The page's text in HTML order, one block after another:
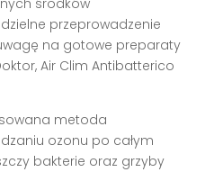
środków
przeprowadzenie
na gotowe preparaty
Air Clim Antibatterico
metoda
ozonu po całym
bakterie oraz grzyby